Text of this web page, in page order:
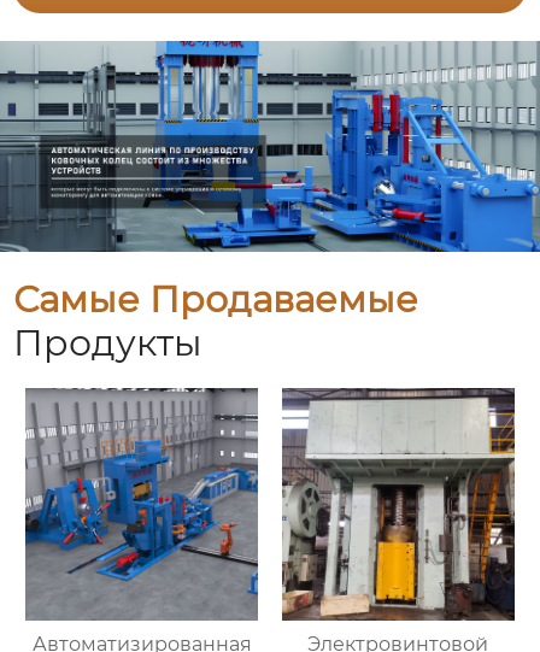
Самые Продаваемые
Продукты
Автоматизированная Электровинтовой